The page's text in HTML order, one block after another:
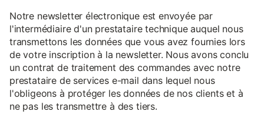
Notre newsletter électronique est envoyée par
l'intermédiaire d'un prestataire technique auquel nous
transmettons les données que vous avez fournies lors
de votre inscription à la newsletter. Nous avons conclu
un contrat de traitement des commandes avec notre
prestataire de services e-mail dans lequel nous
l'obligeons à protéger les données de nos clients et à
ne pas les transmettre à des tiers.